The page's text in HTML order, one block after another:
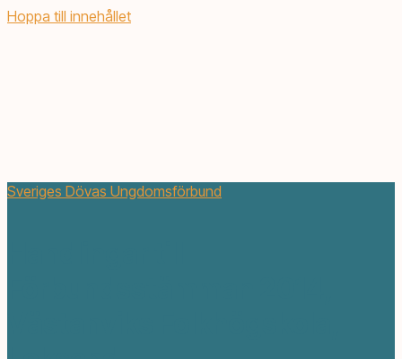
Hoppa till innehållet
Sveriges Dövas Ungdomsförbund